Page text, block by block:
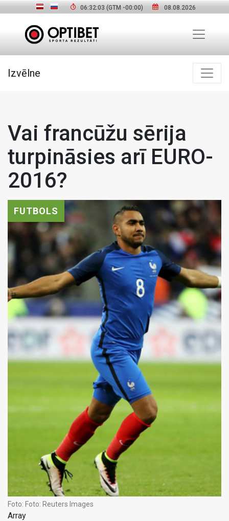
06:32:04 (GTM -00:00) 08.08.2026
Izvēlne
Vai francūžu sērija
turpināsies arī EURO-
2016?
FUTBOLS
Foto: Foto: Reuters Images
Array